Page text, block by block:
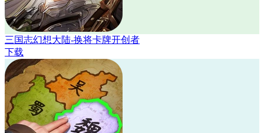
三国志幻想大陆-换将卡牌开创者
下载